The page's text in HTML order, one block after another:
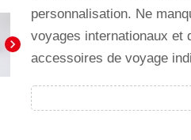
chevron_right
personnalisation. Ne
voyages internationaux et
accessoires de voyage